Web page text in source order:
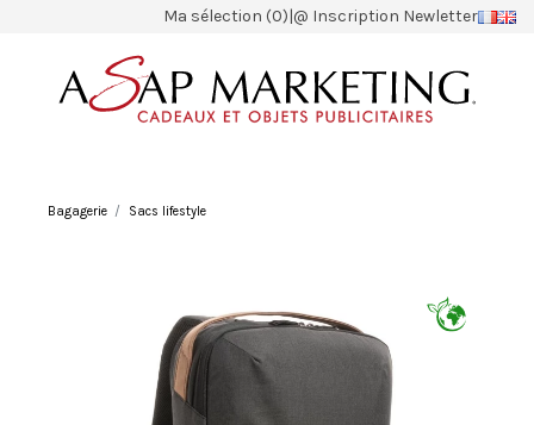
Ma sélection (0)|@ Inscription Newletter
Bagagerie Sacs lifestyle